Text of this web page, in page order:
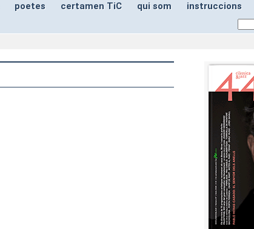
poetes certamen TiC qui som instruccions